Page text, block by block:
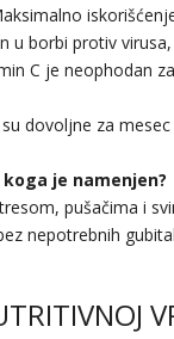
u borbi protiv
C je neophodan
dovoljne za
koga je namenjen?
pušačima i
nepotrebnih